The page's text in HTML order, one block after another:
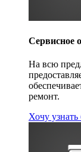
Сервисное
На всю
ремонт.
Хочу